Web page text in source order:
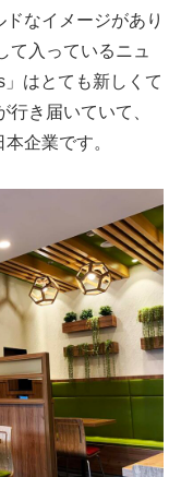
なイメージがあり
て入っているニュ
はとても新しくて
き届いていて、
企業です。